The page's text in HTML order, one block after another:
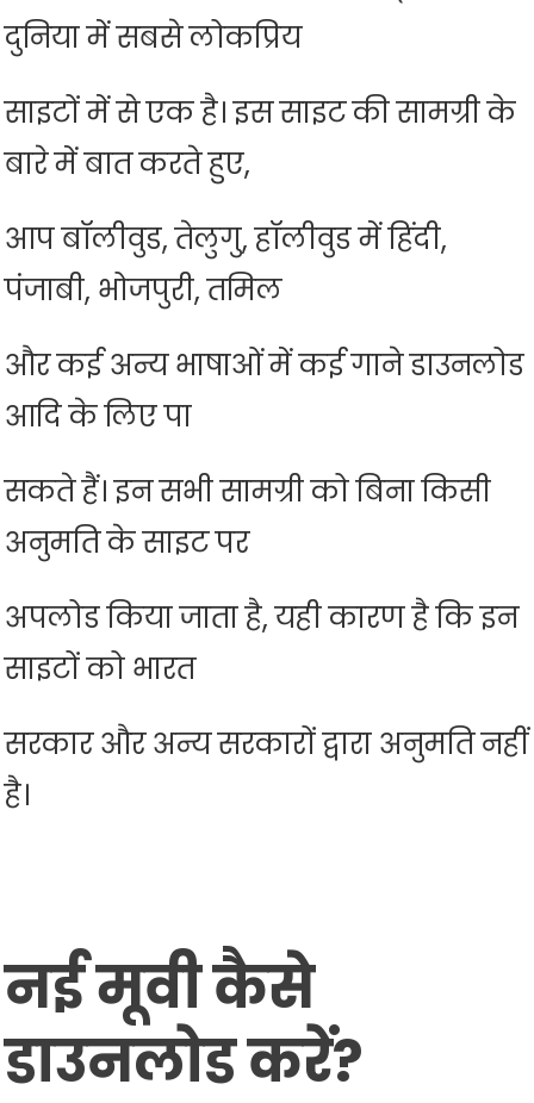
दुनिया में सबसे लोकप्रिय
साइटों में से एक है। इस साइट की सामग्री के
बारे में बात करते हुए,
आप बॉलीवुड, तेलुगु, हॉलीवुड में हिंदी,
पंजाबी, भोजपुरी, तमिल
और कई अन्य भाषाओं में कई गाने डाउनलोड
आदि के लिए पा
सकते हैं। इन सभी सामग्री को बिना किसी
अनुमति के साइट पर
अपलोड किया जाता है, यही कारण है कि इन
साइटों को भारत
सरकार और अन्य सरकारों द्वारा अनुमति नहीं
है।
नई मूवी कैसे
डाउनलोड करें?